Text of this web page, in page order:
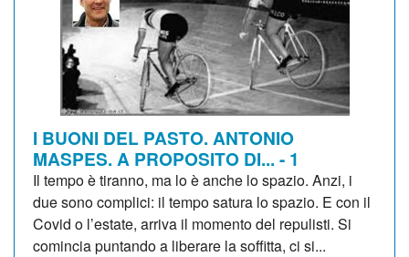
I BUONI DEL PASTO. ANTONIO
MASPES. A PROPOSITO DI... - 1
Il tempo è tiranno, ma lo è anche lo spazio. Anzi, i
due sono complici: il tempo satura lo spazio. E con il
Covid o l’estate, arriva il momento del repulisti. Si
comincia puntando a liberare la soffitta, ci si...